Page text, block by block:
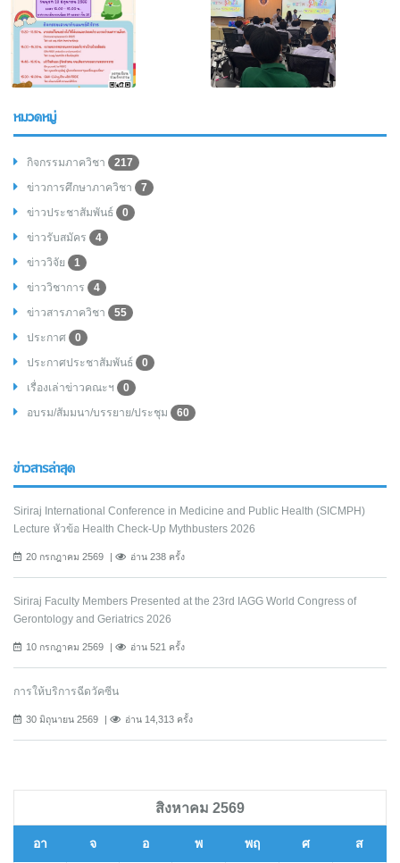
หมวดหมู่
กิจกรรมภาควิชา
217
ข่าวการศึกษาภาควิชา
7
ข่าวประชาสัมพันธ์
0
ข่าวรับสมัคร
4
ข่าววิจัย
1
ข่าววิชาการ
4
ข่าวสารภาควิชา
55
ประกาศ
0
ประกาศประชาสัมพันธ์
0
เรื่องเล่าข่าวคณะฯ
0
อบรม/สัมมนา/บรรยาย/ประชุม
60
ข่าวสารล่าสุด
Siriraj International Conference in Medicine and Public Health (SICMPH)
Lecture หัวข้อ Health Check-Up Mythbusters 2026
20 กรกฎาคม 2569 อ่าน 238 ครั้ง
Siriraj Faculty Members Presented at the 23rd IAGG World Congress of
Gerontology and Geriatrics 2026
10 กรกฎาคม 2569 อ่าน 521 ครั้ง
การให้บริการฉีดวัคซีน
30 มิถุนายน 2569 อ่าน 14,313 ครั้ง
สิงหาคม 2569
อา จ อ พ พฤ ศ ส